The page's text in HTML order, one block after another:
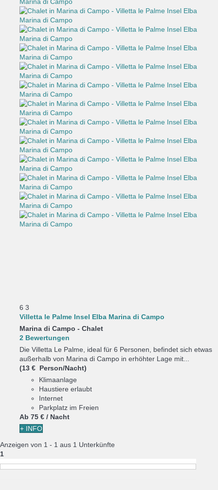
6 3
Villetta le Palme Insel Elba Marina di Campo
Marina di Campo - Chalet
2 Bewertungen
Die Villetta Le Palme, ideal für 6 Personen, befindet sich etwas
außerhalb von Marina di Campo in erhöhter Lage mit...
(13 € Person/Nacht)
Klimaanlage
Haustiere erlaubt
Internet
Parkplatz im Freien
Ab 75 € / Nacht
+ INFO
Anzeigen von 1 - 1 aus 1 Unterkünfte
1